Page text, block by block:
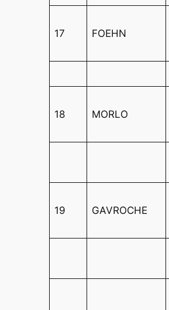
17 FOEHN
18 MORLO
19 GAVROCHE